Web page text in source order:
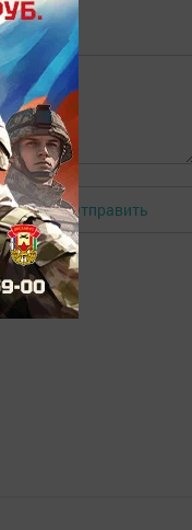
Отправить